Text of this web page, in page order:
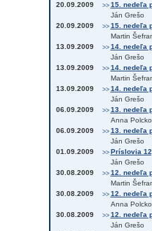
20.09.2009
>> 15. nedeľa
Ján Grešo
20.09.2009
>> 15. nedeľa
Martin
13.09.2009
>> 14. nedeľa
Ján Grešo
13.09.2009
>> 14. nedeľa
Martin
13.09.2009
>> 14. nedeľa
Ján Grešo
06.09.2009
>> 13. nedeľa
Anna
06.09.2009
>> 13. nedeľa
Ján Grešo
01.09.2009
>> Príslovia
Ján Grešo
30.08.2009
>> 12. nedeľa
Martin
30.08.2009
>> 12. nedeľa
Anna
30.08.2009
>> 12. nedeľa
Ján Grešo